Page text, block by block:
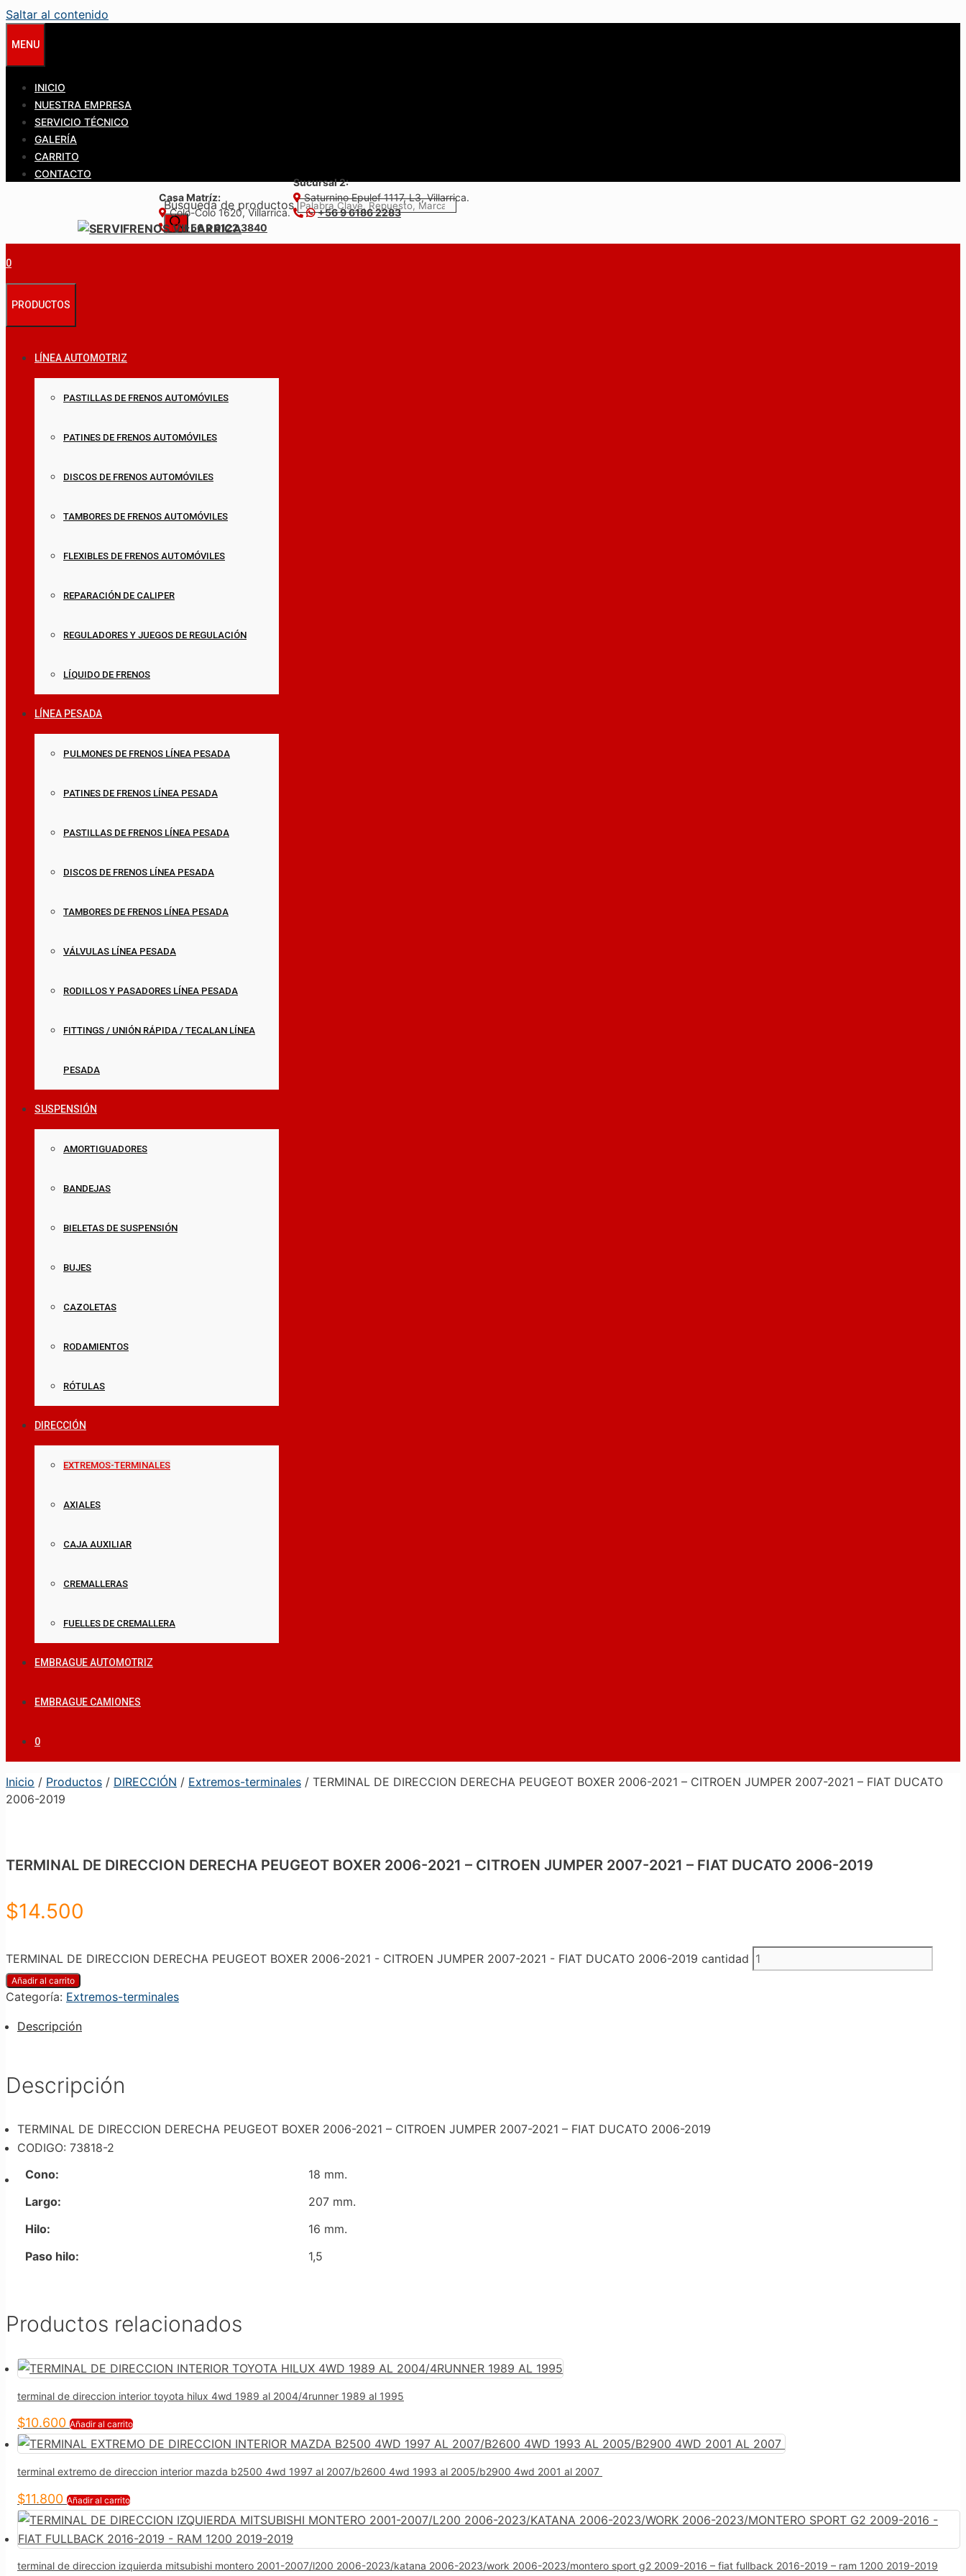
Saltar al contenido
MENU
INICIO
NUESTRA EMPRESA
SERVICIO TÉCNICO
GALERÍA
CARRITO
CONTACTO
Búsqueda de productos
Casa Matríz:
Colo-Colo 1620, Villarrica.
+56 9 6122 3840
Sucursal 2:
Saturnino Epulef 1117, L3, Villarrica.
+56 9 6186 2283
0
PRODUCTOS
LÍNEA AUTOMOTRIZ
PASTILLAS DE FRENOS AUTOMÓVILES
PATINES DE FRENOS AUTOMÓVILES
DISCOS DE FRENOS AUTOMÓVILES
TAMBORES DE FRENOS AUTOMÓVILES
FLEXIBLES DE FRENOS AUTOMÓVILES
REPARACIÓN DE CALIPER
REGULADORES Y JUEGOS DE REGULACIÓN
LÍQUIDO DE FRENOS
LÍNEA PESADA
PULMONES DE FRENOS LÍNEA PESADA
PATINES DE FRENOS LÍNEA PESADA
PASTILLAS DE FRENOS LÍNEA PESADA
DISCOS DE FRENOS LÍNEA PESADA
TAMBORES DE FRENOS LÍNEA PESADA
VÁLVULAS LÍNEA PESADA
RODILLOS Y PASADORES LÍNEA PESADA
FITTINGS / UNIÓN RÁPIDA / TECALAN LÍNEA
PESADA
SUSPENSIÓN
AMORTIGUADORES
BANDEJAS
BIELETAS DE SUSPENSIÓN
BUJES
CAZOLETAS
RODAMIENTOS
RÓTULAS
DIRECCIÓN
EXTREMOS-TERMINALES
AXIALES
CAJA AUXILIAR
CREMALLERAS
FUELLES DE CREMALLERA
EMBRAGUE AUTOMOTRIZ
EMBRAGUE CAMIONES
0
Inicio / Productos / DIRECCIÓN / Extremos-terminales / TERMINAL DE DIRECCION DERECHA PEUGEOT BOXER 2006-2021 – CITROEN JUMPER 2007-2021 – FIAT DUCATO
2006-2019
TERMINAL DE DIRECCION DERECHA PEUGEOT BOXER 2006-2021 – CITROEN JUMPER 2007-2021 – FIAT DUCATO 2006-2019
$14.500
TERMINAL DE DIRECCION DERECHA PEUGEOT BOXER 2006-2021 - CITROEN JUMPER 2007-2021 - FIAT DUCATO 2006-2019 cantidad
Añadir al carrito
Categoría: Extremos-terminales
Descripción
Descripción
TERMINAL DE DIRECCION DERECHA PEUGEOT BOXER 2006-2021 – CITROEN JUMPER 2007-2021 – FIAT DUCATO 2006-2019
CODIGO: 73818-2
Cono:
18 mm.
Largo:
207 mm.
Hilo:
16 mm.
Paso hilo:
1,5
Productos relacionados
terminal de direccion interior toyota hilux 4wd 1989 al 2004/4runner 1989 al 1995
$10.600 Añadir al carrito
terminal extremo de direccion interior mazda b2500 4wd 1997 al 2007/b2600 4wd 1993 al 2005/b2900 4wd 2001 al 2007
$11.800 Añadir al carrito
terminal de direccion izquierda mitsubishi montero 2001-2007/l200 2006-2023/katana 2006-2023/work 2006-2023/montero sport g2 2009-2016 – fiat fullback 2016-2019 – ram 1200 2019-2019